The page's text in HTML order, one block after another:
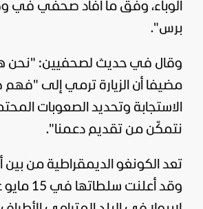
الوباء، وفق ما أفاد صحفي في
برس".
وقال في حديث لصحفيين: "نحن
مضيفا أن الزيارة ترمي إلى "فهم
الاستجابة وتحديد الصعوبات
نتمكّن من تقديم دعمنا".
تعد الكونغو الديمقراطية من بين
وقد أعلنت